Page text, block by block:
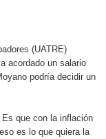
(UATRE)
acordado un salario
podría decidir un
que con la inflación
es lo que quiera la